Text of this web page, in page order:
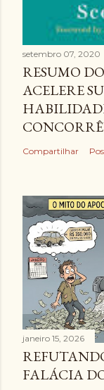
setembro 07, 2020
RESUMO
ACELERE
Compartilhar
janeiro 15, 2026
FALÁCIA